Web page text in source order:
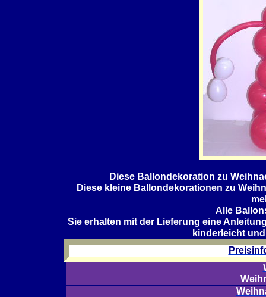
Diese Ballondekoration zu
Diese kleine Ballondekorationen zu
Alle
Sie erhalten mit der Lieferung eine
kinderleicht